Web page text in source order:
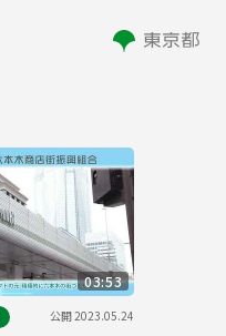
03:53
公開2023.05.24